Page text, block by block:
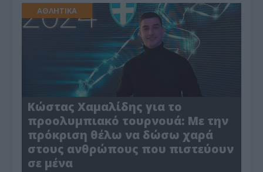
ΑΘΛΗΤΙΚΑ
Κώστας Χαμαλίδης για το
προολυμπιακό τουρνουά: Με την
πρόκριση θέλω να δώσω χαρά
στους ανθρώπους που πιστεύουν
σε μένα